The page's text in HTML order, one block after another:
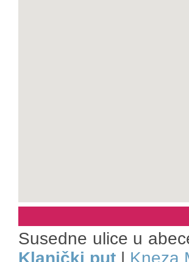
Susedne ulice u